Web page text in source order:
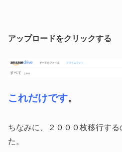
アップロードをクリックする
これだけです。
ちなみに、２０００枚移行す
た。